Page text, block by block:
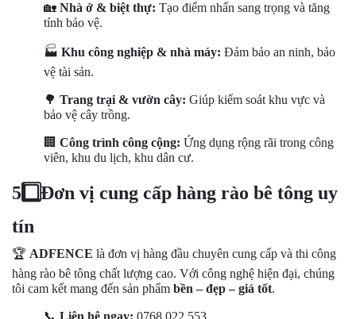
🏡 Nhà ở & biệt thự: Tạo điểm nhấn sang trọng và tăng
tính bảo vệ.
🏭 Khu công nghiệp & nhà máy: Đảm bảo an ninh, bảo
vệ tài sản.
🌳 Trang trại & vườn cây: Giúp kiểm soát khu vực và
bảo vệ cây trồng.
🏢 Công trình công cộng: Ứng dụng rộng rãi trong công
viên, khu du lịch, khu dân cư.
5️ Đơn vị cung cấp hàng rào bê tông uy
tín
🏆 ADFENCE là đơn vị hàng đầu chuyên cung cấp và thi công
hàng rào bê tông chất lượng cao. Với công nghệ hiện đại, chúng
tôi cam kết mang đến sản phẩm bền – đẹp – giá tốt.
📞 Liên hệ ngay: 0768.022.553